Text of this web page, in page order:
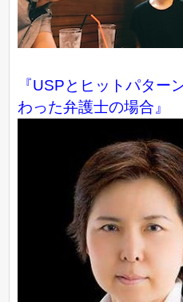
『USPとヒットパター
わった弁護士の場合』